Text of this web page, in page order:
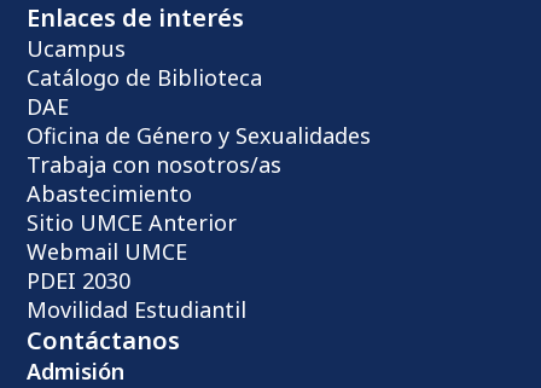
Enlaces de interés
Ucampus
Catálogo de Biblioteca
DAE
Oficina de Género y Sexualidades
Trabaja con nosotros/as
Abastecimiento
Sitio UMCE Anterior
Webmail UMCE
PDEI 2030
Movilidad Estudiantil
Contáctanos
Admisión